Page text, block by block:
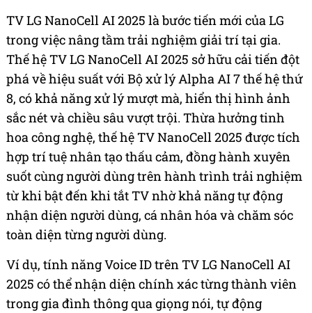
TV LG NanoCell AI 2025 là bước tiến mới của LG
trong việc nâng tầm trải nghiệm giải trí tại gia.
Thế hệ TV LG NanoCell AI 2025 sở hữu cải tiến đột
phá về hiệu suất với Bộ xử lý Alpha AI 7 thế hệ thứ
8, có khả năng xử lý mượt mà, hiển thị hình ảnh
sắc nét và chiều sâu vượt trội. Thừa hưởng tinh
hoa công nghệ, thế hệ TV NanoCell 2025 được tích
hợp trí tuệ nhân tạo thấu cảm, đồng hành xuyên
suốt cùng người dùng trên hành trình trải nghiệm
từ khi bật đến khi tắt TV nhờ khả năng tự động
nhận diện người dùng, cá nhân hóa và chăm sóc
toàn diện từng người dùng.
Ví dụ, tính năng Voice ID trên TV LG NanoCell AI
2025 có thể nhận diện chính xác từng thành viên
trong gia đình thông qua giọng nói, tự động